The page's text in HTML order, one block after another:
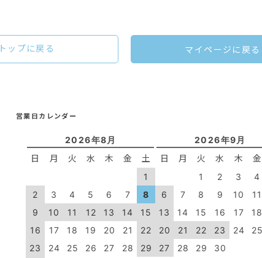
マイページに戻る
トップに戻る
営業日カレンダー
2026年8月
日 月 火 水 木 金 土
1
2
3 4 5 6 7
8
9
10 11 12 13 14
15
16
17 18 19 20 21
22
23
24 25 26 27 28 29
2026年9月
日 月 火 水 木 金
1 2 3
4
6
7 8 9 10
11
13
14 15 16 17
20
21 22 23 24
27
28 29 30